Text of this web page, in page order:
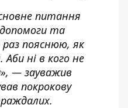
питання
та
пояснюю, як
ні в кого не
— зауважив
покрокову